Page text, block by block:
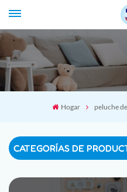
Hogar peluche
CATEGORÍAS DE